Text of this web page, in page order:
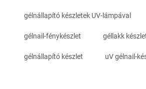
gélnállapító készletek UV-lámpával
gélnail-fénykészlet géllakk
gélnállapító készlet uV gélnail-